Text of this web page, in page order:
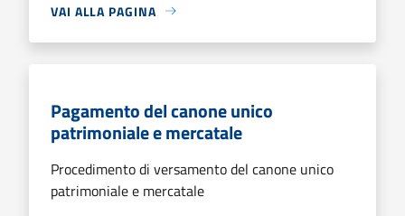
VAI ALLA PAGINA
Pagamento del canone unico
patrimoniale e mercatale
Procedimento di versamento del canone unico
patrimoniale e mercatale